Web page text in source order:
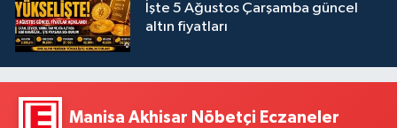
İşte 5 Ağustos Çarşamba güncel
altın fiyatları
Manisa Akhisar Nöbetçi Eczaneler